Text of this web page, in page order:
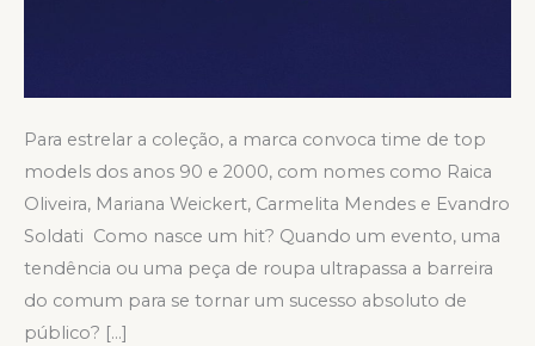
Para estrelar a coleção, a marca convoca time de top
models dos anos 90 e 2000, com nomes como Raica
Oliveira, Mariana Weickert, Carmelita Mendes e Evandro
Soldati Como nasce um hit? Quando um evento, uma
tendência ou uma peça de roupa ultrapassa a barreira
do comum para se tornar um sucesso absoluto de
público? […]